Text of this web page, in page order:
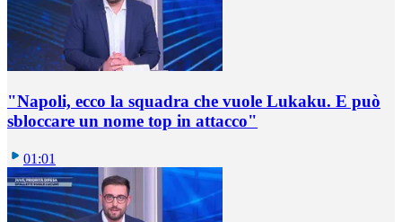
"Napoli, ecco la squadra che vuole Lukaku. E può
sbloccare un nome top in attacco"
01:01